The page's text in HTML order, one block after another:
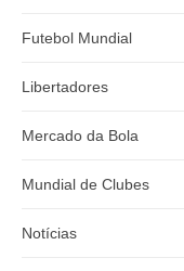
Futebol Mundial
Libertadores
Mercado da Bola
Mundial de Clubes
Notícias